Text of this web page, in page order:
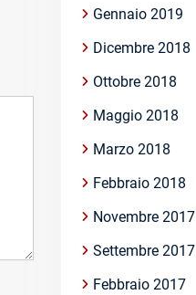
Gennaio 2019
Dicembre 2018
Ottobre 2018
Maggio 2018
Marzo 2018
Febbraio 2018
Novembre 2017
Settembre 2017
Febbraio 2017